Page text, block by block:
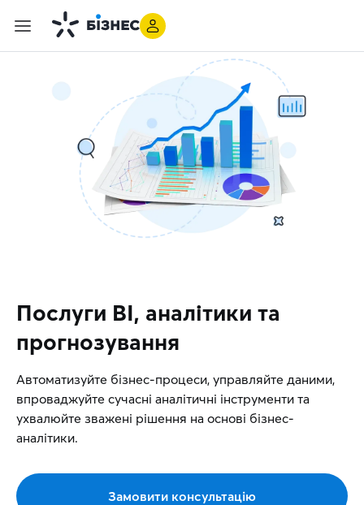
Послуги BI, аналітики та
прогнозування
Автоматизуйте бізнес-процеси, управляйте даними,
впроваджуйте сучасні аналітичні інструменти та
ухвалюйте зважені рішення на основі бізнес-
аналітики.
Замовити консультацію